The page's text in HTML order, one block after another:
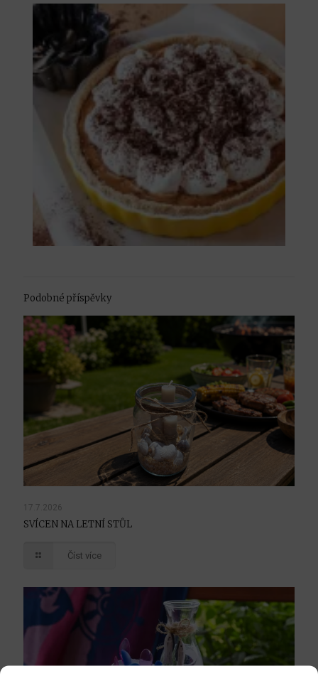
Podobné příspěvky
17.7.2026
SVÍCEN NA LETNÍ STŮL
Číst více